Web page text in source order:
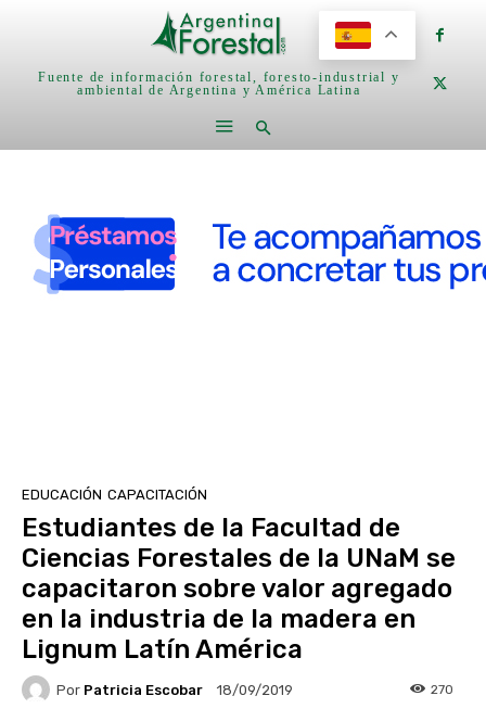
Fuente de información forestal, foresto-industrial y
ambiental de Argentina y América Latina
EDUCACIÓN CAPACITACIÓN
Estudiantes de la Facultad de
Ciencias Forestales de la UNaM se
capacitaron sobre valor agregado
en la industria de la madera en
Lignum Latín América
Por Patricia Escobar 18/09/2019 270